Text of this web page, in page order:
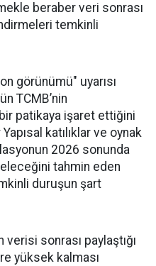
beraber veri sonrası
temkinli
görünümü" uyarısı
TCMB’nin
patikaya işaret ettiğini
katılıklar ve oynak
2026 sonunda
tahmin eden
duruşun şart
sonrası paylaştığı
yüksek kalması